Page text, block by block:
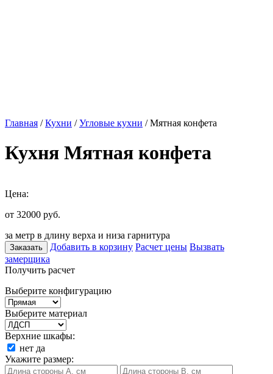
Главная /Кухни /Угловые кухни / Мятная конфета
Кухня Мятная конфета
Цена:
от 32000 руб.
за метр в длину верха и низа гарнитура
Заказать Добавить в корзину Расчет цены Вызвать
замерщика
Получить расчет
Выберите конфигурацию
Выберите материал
Верхние шкафы:
нет да
Укажите размер: